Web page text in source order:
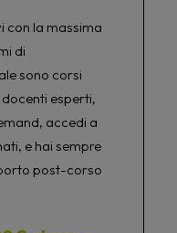
con la massima
di
sono corsi
esperti,
accedi a
e hai sempre
post-corso